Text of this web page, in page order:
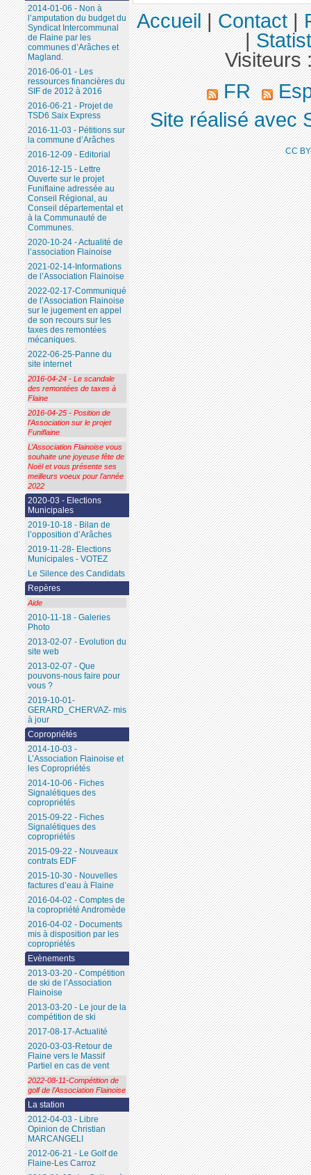
2014-01-06 - Non à
l’amputation du budget du
Syndicat Intercommunal
de Flaine par les
communes d’Arâches et
Magland.
2016-06-01 - Les
ressources financières du
SIF de 2012 à 2016
2016-06-21 - Projet de
TSD6 Saix Express
2016-11-03 - Pétitions sur
la commune d’Arâches
2016-12-09 - Editorial
2016-12-15 - Lettre
Ouverte sur le projet
Funiflaine adressée au
Conseil Régional, au
Conseil départemental et
à la Communauté de
Communes.
2020-10-24 - Actualité de
l’association Flainoise
2021-02-14-Informations
de l’Association Flainoise
2022-02-17-Communiqué
de l’Association Flainoise
sur le jugement en appel
de son recours sur les
taxes des remontées
mécaniques.
2022-06-25-Panne du
site internet
2016-04-24 - Le scandale
des remontées de taxes à
Flaine
2016-04-25 - Position de
l’Association sur le projet
Funiflaine
L’Association Flainoise vous
souhaite une joyeuse fête de
Noël et vous présente ses
meilleurs voeux pour l’année
2022
2020-03 - Elections
Municipales
2019-10-18 - Bilan de
l’opposition d’Arâches
2019-11-28- Elections
Municipales - VOTEZ
Le Silence des Candidats
Repères
Aide
2010-11-18 - Galeries
Photo
2013-02-07 - Evolution du
site web
2013-02-07 - Que
pouvons-nous faire pour
vous ?
2019-10-01-
GERARD_CHERVAZ- mis
à jour
Copropriétés
2014-10-03 -
L’Association Flainoise et
les Copropriétés
2014-10-06 - Fiches
Signalétiques des
copropriétés
2015-09-22 - Fiches
Signalétiques des
copropriétés
2015-09-22 - Nouveaux
contrats EDF
2015-10-30 - Nouvelles
factures d’eau à Flaine
2016-04-02 - Comptes de
la copropriété Andromède
2016-04-02 - Documents
mis à disposition par les
copropriétés
Evènements
2013-03-20 - Compétition
de ski de l’Association
Flainoise
2013-03-20 - Le jour de la
compétition de ski
2017-08-17-Actualité
2020-03-03-Retour de
Flaine vers le Massif
Partiel en cas de vent
2022-08-11-Compétition de
golf de l’Association Flainoise
La station
2012-04-03 - Libre
Opinion de Christian
MARCANGELI
2012-06-21 - Le Golf de
Flaine-Les Carroz
Accueil|Contact|
|
Visiteurs
FR
Site réalisé avec
CC